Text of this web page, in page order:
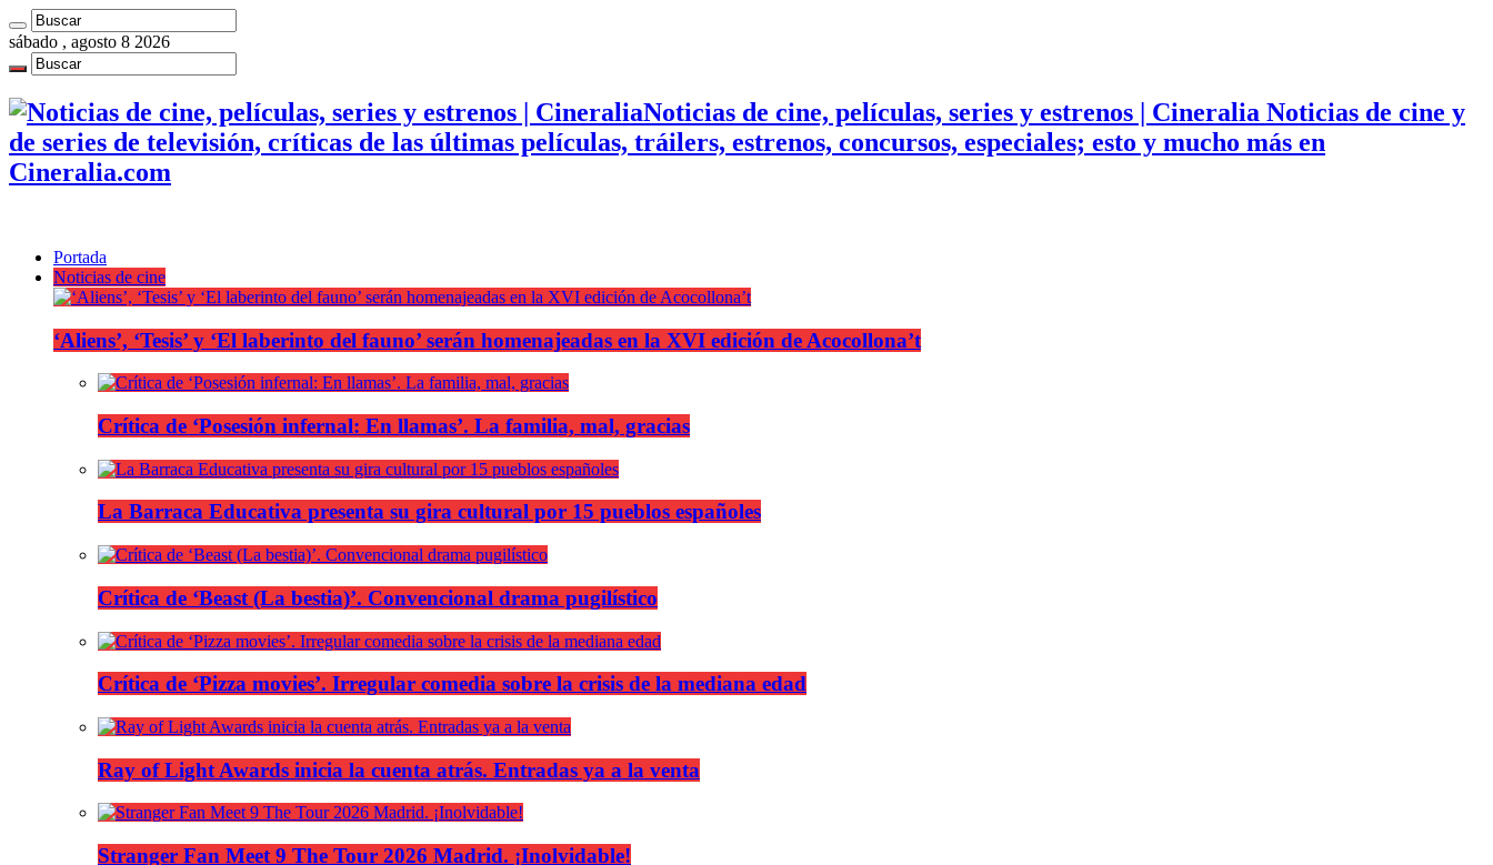
sábado , agosto 8 2026
Noticias de cine, películas, series y estrenos | Cineralia Noticias de cine y
de series de televisión, críticas de las últimas películas, tráilers, estrenos, concursos, especiales; esto y mucho más en
Cineralia.com
Portada
Noticias de cine
‘Aliens’, ‘Tesis’ y ‘El laberinto del fauno’ serán homenajeadas en la XVI edición de Acocollona’t
Crítica de ‘Posesión infernal: En llamas’. La familia, mal, gracias
La Barraca Educativa presenta su gira cultural por 15 pueblos españoles
Crítica de ‘Beast (La bestia)’. Convencional drama pugilístico
Crítica de ‘Pizza movies’. Irregular comedia sobre la crisis de la mediana edad
Ray of Light Awards inicia la cuenta atrás. Entradas ya a la venta
Stranger Fan Meet 9 The Tour 2026 Madrid. ¡Inolvidable!